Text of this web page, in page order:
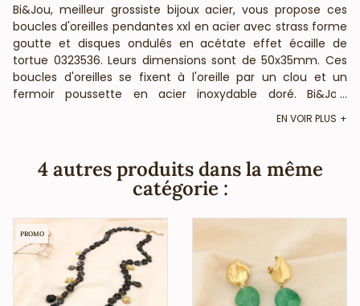
Bi&Jou, meilleur grossiste bijoux acier, vous propose ces
boucles d'oreilles pendantes xxl en acier avec strass forme
goutte et disques ondulés en acétate effet écaille de
tortue 0323536. Leurs dimensions sont de 50x35mm. Ces
boucles d'oreilles se fixent à l'oreille par un clou et un
fermoir poussette en acier inoxydable doré. Bi&Jou,
de la beauté, vous informe que ces boucles d'oreilles
de tortue ne contiennent pas de nickel, plomb ni cadmium
et sont anti-allergiques (conformément aux lois
françaises et européennes).
...
EN VOIR PLUS
4 autres produits dans la même
catégorie :
PROMO